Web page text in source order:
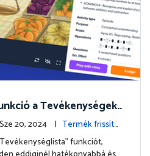
a Tevékenységek
| Sze 20, 2024 | Termék frissíté
funkciót,